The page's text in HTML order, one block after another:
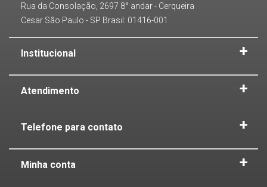
Rua da Consolação, 2697 8° andar - Cerqueira
Cesar São Paulo - SP Brasil: 01416-001
Institucional
Atendimento
Telefone para contato
Minha conta